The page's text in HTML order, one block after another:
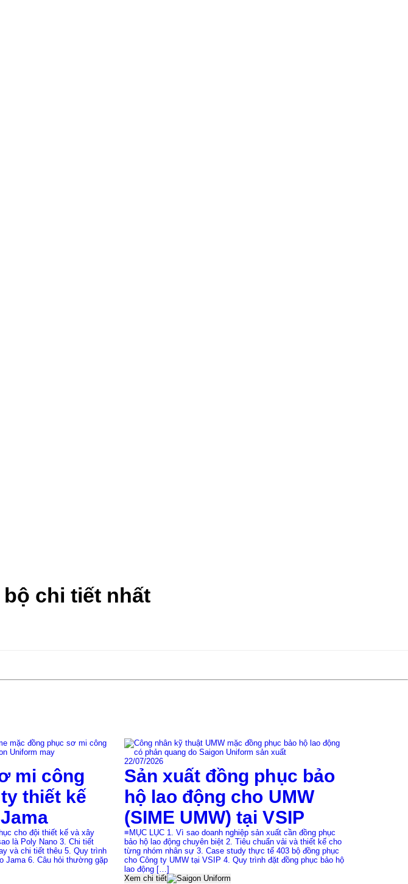
chi tiết nhất
mi công
thiết kế
cho đội thiết kế và xây
là Poly Nano 3. Chi tiết
và chi tiết thêu 5. Quy trình
Jama 6. Câu hỏi thường gặp
22/07/2026
Sản xuất đồng phục bảo
hộ lao động cho UMW
(SIME UMW) tại VSIP
≡MỤC LỤC 1. Vì sao doanh nghiệp sản xuất cần đồng phục
bảo hộ lao động chuyên biệt 2. Tiêu chuẩn vải và thiết kế cho
từng nhóm nhân sự 3. Case study thực tế 403 bộ đồng phục
cho Công ty UMW tại VSIP 4. Quy trình đặt đồng phục bảo hộ
lao động […]
Xem chi tiết